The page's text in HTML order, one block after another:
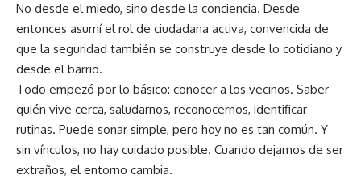
No desde el miedo, sino desde la conciencia. Desde
entonces asumí el rol de ciudadana activa, convencida de
que la seguridad también se construye desde lo cotidiano y
desde el barrio.
Todo empezó por lo básico: conocer a los vecinos. Saber
quién vive cerca, saludarnos, reconocernos, identificar
rutinas. Puede sonar simple, pero hoy no es tan común. Y
sin vínculos, no hay cuidado posible. Cuando dejamos de ser
extraños, el entorno cambia.